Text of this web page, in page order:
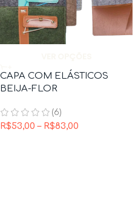
CAPA COM ELÁSTICOS
BEIJA-FLOR
(6)
R$53,00 – R$83,00